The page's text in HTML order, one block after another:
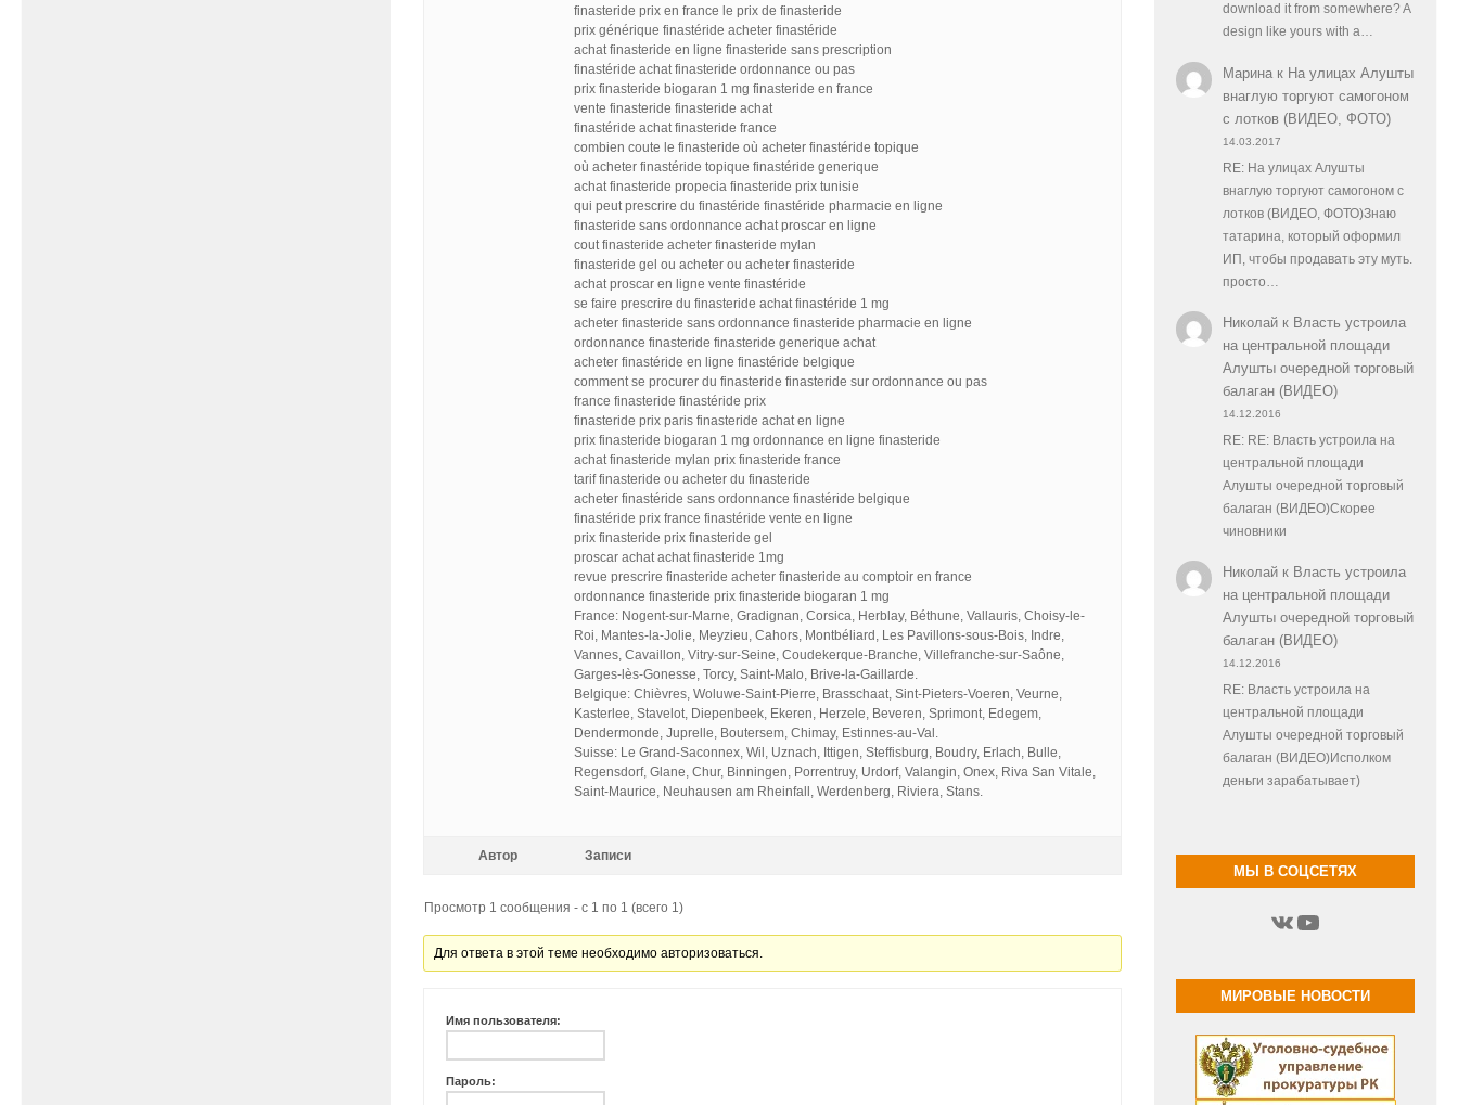
finasteride prix en france le prix de finasteride
prix générique finastéride acheter finastéride
achat finasteride en ligne finasteride sans prescription
finastéride achat finasteride ordonnance ou pas
prix finasteride biogaran 1 mg finasteride en france
vente finasteride finasteride achat
finastéride achat finasteride france
combien coute le finasteride où acheter finastéride topique
où acheter finastéride topique finastéride generique
achat finasteride propecia finasteride prix tunisie
qui peut prescrire du finastéride finastéride pharmacie en ligne
finasteride sans ordonnance achat proscar en ligne
cout finasteride acheter finasteride mylan
finasteride gel ou acheter ou acheter finasteride
achat proscar en ligne vente finastéride
se faire prescrire du finasteride achat finastéride 1 mg
acheter finasteride sans ordonnance finasteride pharmacie en ligne
ordonnance finasteride finasteride generique achat
acheter finastéride en ligne finastéride belgique
comment se procurer du finasteride finasteride sur ordonnance ou pas
france finasteride finastéride prix
finasteride prix paris finasteride achat en ligne
prix finasteride biogaran 1 mg ordonnance en ligne finasteride
achat finasteride mylan prix finasteride france
tarif finasteride ou acheter du finasteride
acheter finastéride sans ordonnance finastéride belgique
finastéride prix france finastéride vente en ligne
prix finasteride prix finasteride gel
proscar achat achat finasteride 1mg
revue prescrire finasteride acheter finasteride au comptoir en france
ordonnance finasteride prix finasteride biogaran 1 mg
France: Nogent-sur-Marne, Gradignan, Corsica, Herblay, Béthune, Vallauris, Choisy-le-
Roi, Mantes-la-Jolie, Meyzieu, Cahors, Montbéliard, Les Pavillons-sous-Bois, Indre,
Vannes, Cavaillon, Vitry-sur-Seine, Coudekerque-Branche, Villefranche-sur-Saône,
Garges-lès-Gonesse, Torcy, Saint-Malo, Brive-la-Gaillarde.
Belgique: Chièvres, Woluwe-Saint-Pierre, Brasschaat, Sint-Pieters-Voeren, Veurne,
Kasterlee, Stavelot, Diepenbeek, Ekeren, Herzele, Beveren, Sprimont, Edegem,
Dendermonde, Juprelle, Boutersem, Chimay, Estinnes-au-Val.
Suisse: Le Grand-Saconnex, Wil, Uznach, Ittigen, Steffisburg, Boudry, Erlach, Bulle,
Regensdorf, Glane, Chur, Binningen, Porrentruy, Urdorf, Valangin, Onex, Riva San Vitale,
Saint-Maurice, Neuhausen am Rheinfall, Werdenberg, Riviera, Stans.
Автор Записи
Просмотр 1 сообщения - с 1 по 1 (всего 1)
Для ответа в этой теме необходимо авторизоваться.
Имя пользователя:
Пароль:
download it from somewhere? A
design like yours with a…
Маринак На улицах Алушты
внаглую торгуют самогоном
с лотков (ВИДЕО, ФОТО)
14.03.2017
RE: На улицах Алушты
внаглую торгуют самогоном с
лотков (ВИДЕО, ФОТО)Знаю
татарина, который оформил
ИП, чтобы продавать эту муть.
просто…
Николайк Власть устроила
на центральной площади
Алушты очередной торговый
балаган (ВИДЕО)
14.12.2016
RE: RE: Власть устроила на
центральной площади
Алушты очередной торговый
балаган (ВИДЕО)Скорее
чиновники
Николайк Власть устроила
на центральной площади
Алушты очередной торговый
балаган (ВИДЕО)
14.12.2016
RE: Власть устроила на
центральной площади
Алушты очередной торговый
балаган (ВИДЕО)Исполком
деньги зарабатывает)
МЫ В СОЦСЕТЯХ
ВКонтакте
YouTube
МИРОВЫЕ НОВОСТИ